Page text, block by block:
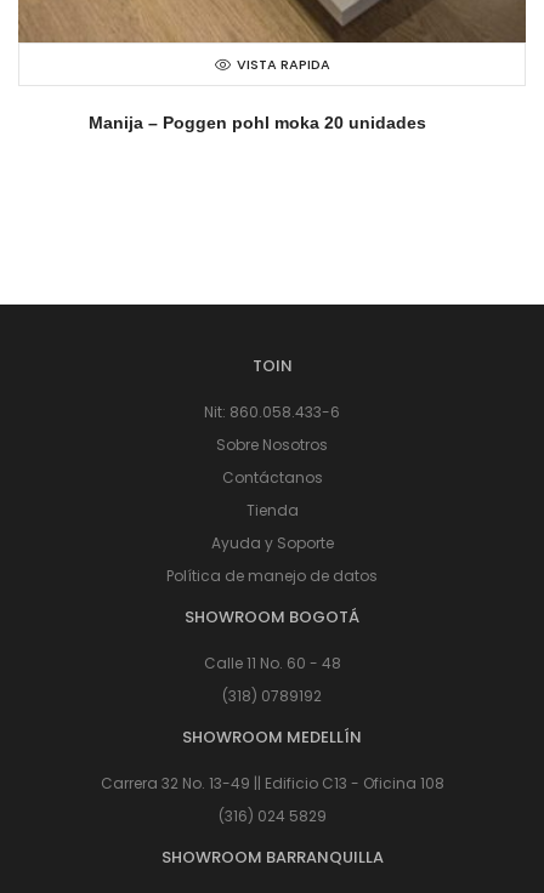
VISTA RAPIDA
Manija – Poggen pohl moka 20 unidades
TOIN
Nit: 860.058.433-6
Sobre Nosotros
Contáctanos
Tienda
Ayuda y Soporte
Política de manejo de datos
SHOWROOM BOGOTÁ
Calle 11 No. 60 - 48
(318) 0789192
SHOWROOM MEDELLÍN
Carrera 32 No. 13-49 || Edificio C13 - Oficina 108
(316) 024 5829
SHOWROOM BARRANQUILLA